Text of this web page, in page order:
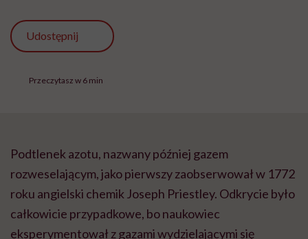
Udostępnij
Przeczytasz w 6 min
Podtlenek azotu, nazwany później gazem
rozweselającym, jako pierwszy zaobserwował w 1772
roku angielski chemik Joseph Priestley. Odkrycie było
całkowicie przypadkowe, bo naukowiec
eksperymentował z gazami wydzielającymi się